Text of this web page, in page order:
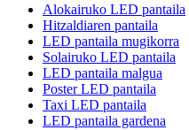
Alokairuko LED pantaila
Hitzaldiaren pantaila
LED pantaila mugikorra
Solairuko LED pantaila
LED pantaila malgua
Poster LED pantaila
Taxi LED pantaila
LED pantaila gardena